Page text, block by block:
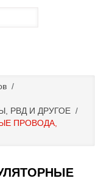
/
РВД И ДРУГОЕ /
ПРОВОДА,